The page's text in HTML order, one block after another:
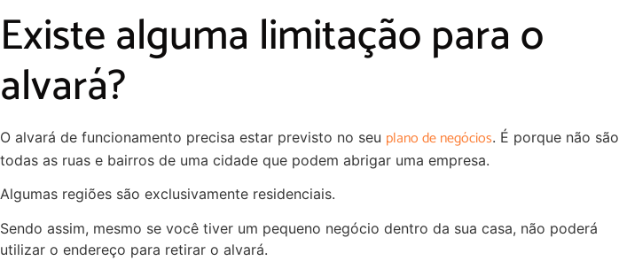
Existe alguma limitação para o
alvará?
O alvará de funcionamento precisa estar previsto no seu plano de negócios. É porque não são
todas as ruas e bairros de uma cidade que podem abrigar uma empresa.
Algumas regiões são exclusivamente residenciais.
Sendo assim, mesmo se você tiver um pequeno negócio dentro da sua casa, não poderá
utilizar o endereço para retirar o alvará.